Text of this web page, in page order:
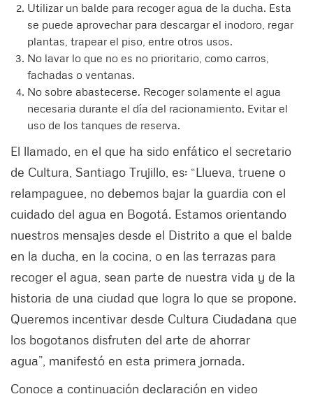
Utilizar un balde para recoger agua de la ducha. Esta
se puede aprovechar para descargar el inodoro, regar
plantas, trapear el piso, entre otros usos.
No lavar lo que no es no prioritario, como carros,
fachadas o ventanas.
No sobre abastecerse. Recoger solamente el agua
necesaria durante el día del racionamiento. Evitar el
uso de los tanques de reserva.
El llamado, en el que ha sido enfático el secretario
de Cultura, Santiago Trujillo, es: “Llueva, truene o
relampaguee, no debemos bajar la guardia con el
cuidado del agua en Bogotá. Estamos orientando
nuestros mensajes desde el Distrito a que el balde
en la ducha, en la cocina, o en las terrazas para
recoger el agua, sean parte de nuestra vida y de la
historia de una ciudad que logra lo que se propone.
Queremos incentivar desde Cultura Ciudadana que
los bogotanos disfruten del arte de ahorrar
agua”, manifestó en esta primera jornada.
Conoce a continuación declaración en video